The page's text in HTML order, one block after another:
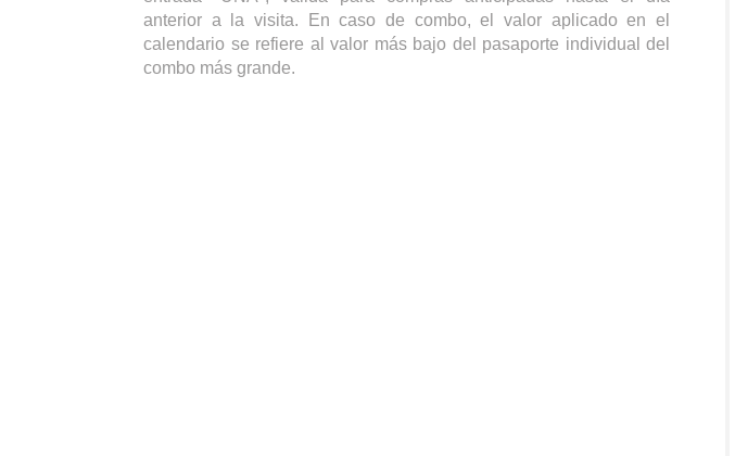
anterior a la visita. En caso de combo, el valor aplicado en el
calendario se refiere al valor más bajo del pasaporte individual del
combo más grande.